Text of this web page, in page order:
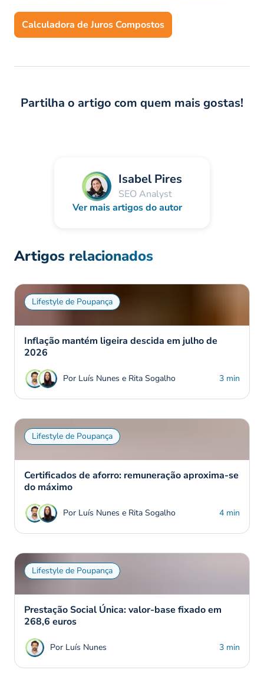
Calculadora de Juros Compostos
Partilha o artigo com quem mais gostas!
Isabel Pires
SEO Analyst
Ver mais artigos do autor
Artigos relacionados
Lifestyle de Poupança
Inflação mantém ligeira descida em julho de
2026
Por Luís Nunes e Rita Sogalho 3 min
Lifestyle de Poupança
Certificados de aforro: remuneração aproxima-se
do máximo
Por Luís Nunes e Rita Sogalho 4 min
Lifestyle de Poupança
Prestação Social Única: valor-base fixado em
268,6 euros
Por Luís Nunes 3 min